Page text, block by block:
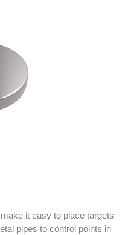
it easy to place targets
pipes to control points in